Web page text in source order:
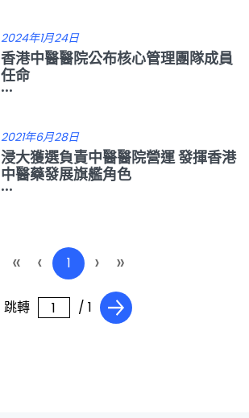
2024年1月24日
香港中醫醫院公布核心管理團隊成員
任命
...
2021年6月28日
浸大獲選負責中醫醫院營運 發揮香港
中醫藥發展旗艦角色
...
« ‹ 1 › »
跳轉 / 1